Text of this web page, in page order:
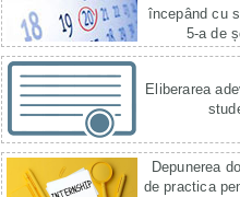
începând cu
5-a de
Eliberarea
Depunerea
de practica